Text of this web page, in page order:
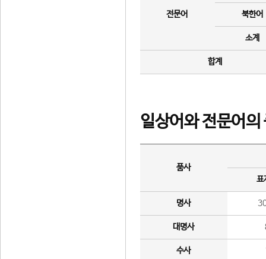
전문어 북한어
소계
합계
일상어와 전문어의
품사
표
명사
대명사
수사